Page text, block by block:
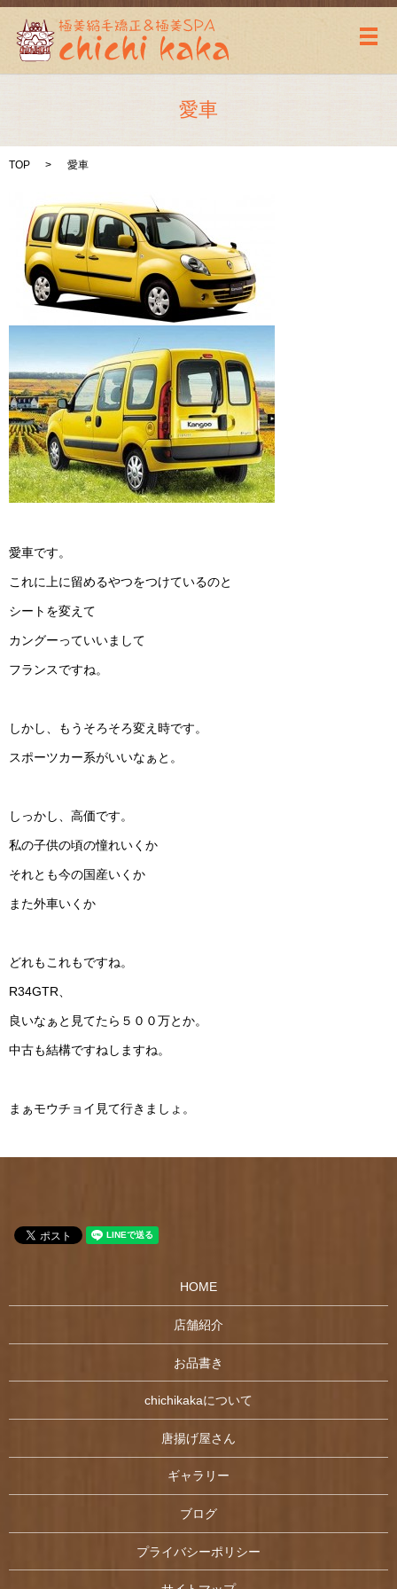
メ
愛車
TOP 愛車
愛車です。
これに上に留めるやつをつけているのと
シートを変えて
カングーっていいまして
フランスですね。
しかし、もうそろそろ変え時です。
スポーツカー系がいいなぁと。
しっかし、高価です。
私の子供の頃の憧れいくか
それとも今の国産いくか
また外車いくか
どれもこれもですね。
R34GTR、
良いなぁと見てたら５００万とか。
中古も結構ですねしますね。
まぁモウチョイ見て行きましょ。
HOME
店舗紹介
お品書き
chichikakaについて
唐揚げ屋さん
ギャラリー
ブログ
プライバシーポリシー